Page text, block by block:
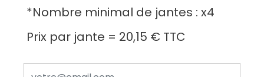
*Nombre minimal de jantes : x4
Prix par jante = 20,15 € TTC